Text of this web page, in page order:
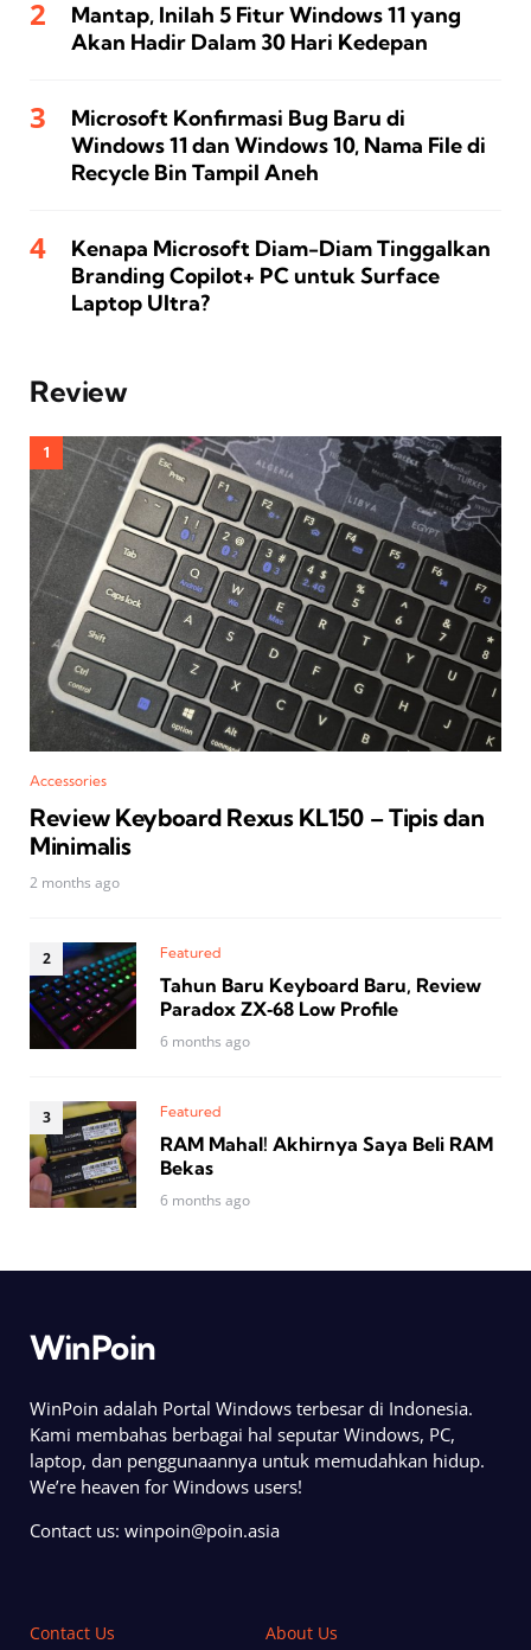
Mantap, Inilah 5 Fitur Windows 11 yang
Akan Hadir Dalam 30 Hari Kedepan
Microsoft Konfirmasi Bug Baru di
Windows 11 dan Windows 10, Nama File di
Recycle Bin Tampil Aneh
Kenapa Microsoft Diam-Diam Tinggalkan
Branding Copilot+ PC untuk Surface
Laptop Ultra?
Review
Accessories
Review Keyboard Rexus KL150 – Tipis dan
Minimalis
2 months ago
Featured
Tahun Baru Keyboard Baru, Review
Paradox ZX‑68 Low Profile
6 months ago
Featured
RAM Mahal! Akhirnya Saya Beli RAM
Bekas
6 months ago
WinPoin
WinPoin adalah Portal Windows terbesar di Indonesia.
Kami membahas berbagai hal seputar Windows, PC,
laptop, dan penggunaannya untuk memudahkan hidup.
We’re heaven for Windows users!
Contact us: winpoin@poin.asia
Contact Us
About Us